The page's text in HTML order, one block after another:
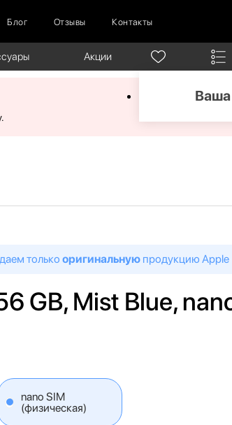
Блог Отзывы Контакты
Акции
Ваша
только оригинальную продукцию Apple
GB, Mist Blue,
nano SIM
(физическая)